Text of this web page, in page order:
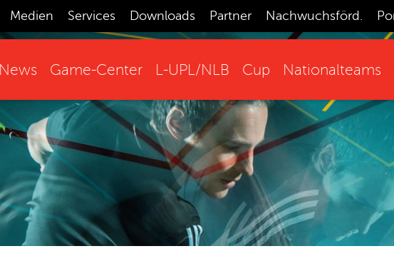
Medien Services Downloads Partner Nachwuchsförd.
News Game-Center L-UPL/NLB Cup Nationalteams